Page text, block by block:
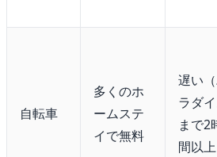
自転車
多くのホ
ームステ
イで無料
遅い
ラダ
まで2
間以上